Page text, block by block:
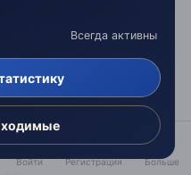
прийти в другое
Аургус
с основ.
Войти Регистрация Больше
Всегда активны